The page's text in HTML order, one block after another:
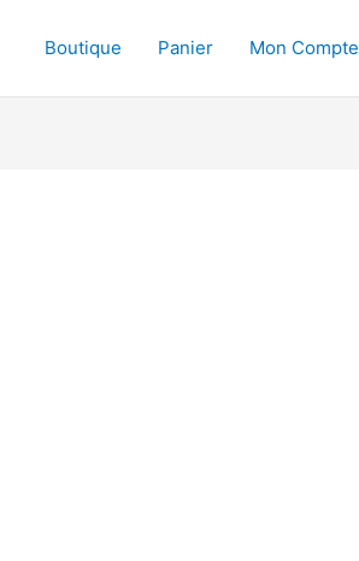
Boutique Panier Mon Compte